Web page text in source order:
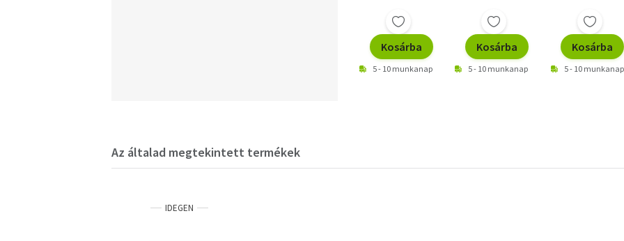
Kosárba
5 - 10 munkanap
Kosárba
5 - 10 munkanap
Kosárba
5 - 10 munkanap
Az általad megtekintett termékek
IDEGEN